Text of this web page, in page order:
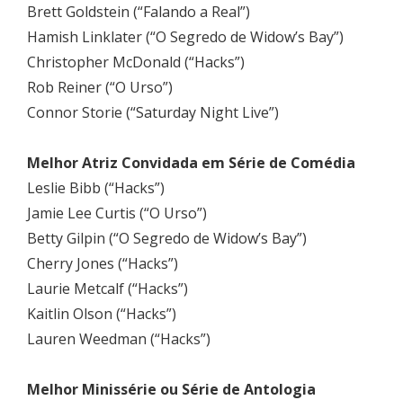
Brett Goldstein (“Falando a Real”)
Hamish Linklater (“O Segredo de Widow’s Bay”)
Christopher McDonald (“Hacks”)
Rob Reiner (“O Urso”)
Connor Storie (“Saturday Night Live”)
Melhor Atriz Convidada em Série de Comédia
Leslie Bibb (“Hacks”)
Jamie Lee Curtis (“O Urso”)
Betty Gilpin (“O Segredo de Widow’s Bay”)
Cherry Jones (“Hacks”)
Laurie Metcalf (“Hacks”)
Kaitlin Olson (“Hacks”)
Lauren Weedman (“Hacks”)
Melhor Minissérie ou Série de Antologia